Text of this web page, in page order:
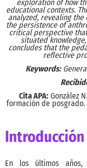
exploration of how
educational contexts.
analyzed, revealing
the persistence of
critical perspective
situated
concludes that the
reflective
Keywords:
Cita APA: González
formación de posgrado.
Introducción
En los últimos